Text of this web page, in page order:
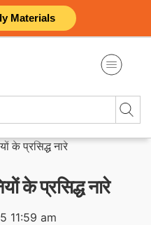
Materials
के प्रसिद्ध नारे
के प्रसिद्ध नारे
11:59 am